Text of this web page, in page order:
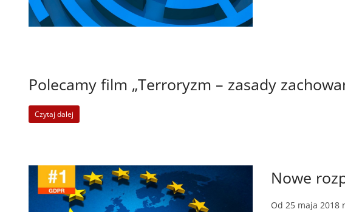
Polecamy film „Terroryzm – zasady
Czytaj dalej
Nowe
Od 25 maja 2018